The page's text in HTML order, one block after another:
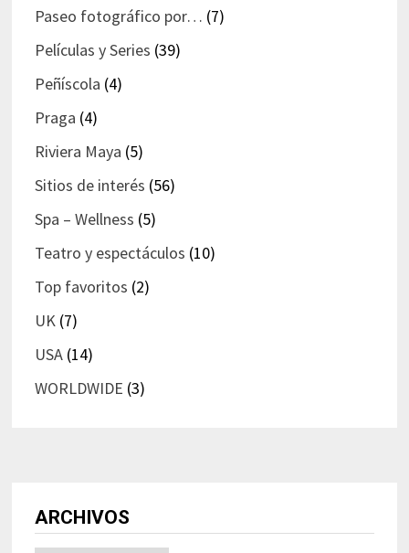
Paseo fotográfico por… (7)
Películas y Series (39)
Peñíscola (4)
Praga (4)
Riviera Maya (5)
Sitios de interés (56)
Spa – Wellness (5)
Teatro y espectáculos (10)
Top favoritos (2)
UK(7)
USA(14)
WORLDWIDE (3)
ARCHIVOS